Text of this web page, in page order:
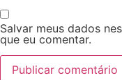
Salvar meus dados
que eu comentar.